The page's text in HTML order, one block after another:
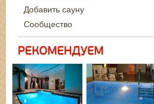
Добавить сауну
Сообщество